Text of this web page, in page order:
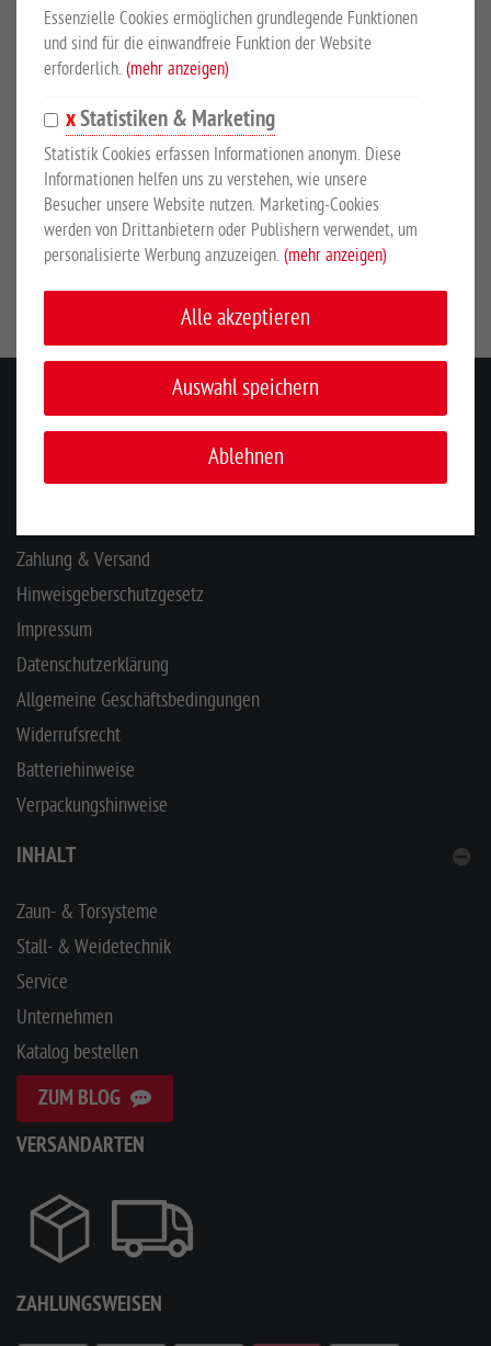
25 Stück-Beutel
Ringisolator mit Holzgewinde, Standardausführung.
SICHERHEITSHINWEISE
Hersteller:Lacme SAS, Route du Lude, 72200 La Fleche,
Frankreich, www.lacme.com
KONTAKT
Zahlung & Versand
Hinweisgeberschutzgesetz
Impressum
Datenschutzerklärung
Allgemeine Geschäftsbedingungen
Widerrufsrecht
Batteriehinweise
Verpackungshinweise
INHALT
Zaun- & Torsysteme
Stall- & Weidetechnik
Service
Unternehmen
Katalog bestellen
ZUM BLOG
VERSANDARTEN
ZAHLUNGSWEISEN
Essenzielle Cookies ermöglichen grundlegende Funktionen
und sind für die einwandfreie Funktion der Website
erforderlich. (mehr anzeigen)
Statistiken & Marketing
Statistik Cookies erfassen Informationen anonym. Diese
Informationen helfen uns zu verstehen, wie unsere
Besucher unsere Website nutzen. Marketing-Cookies
werden von Drittanbietern oder Publishern verwendet, um
personalisierte Werbung anzuzeigen. (mehr anzeigen)
Alle akzeptieren
Auswahl speichern
Ablehnen